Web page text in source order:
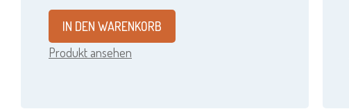
IN DEN WARENKORB
Produkt ansehen